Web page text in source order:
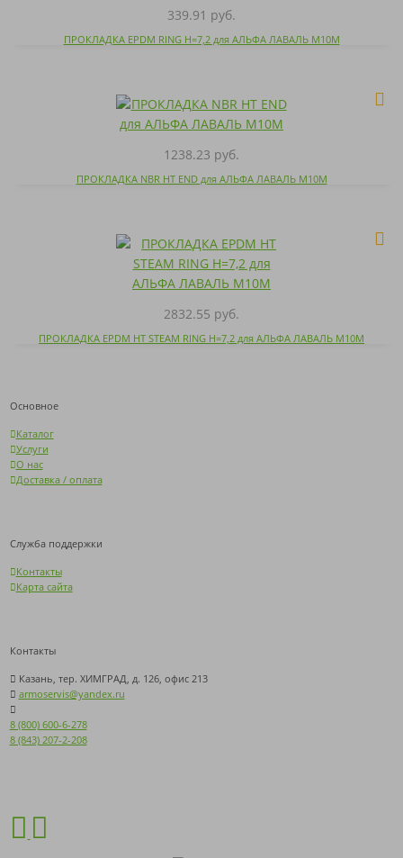
339.91 руб.
ПРОКЛАДКА EPDM RING H=7,2 для АЛЬФА ЛАВАЛЬ M10M
1238.23 руб.
ПРОКЛАДКА NBR HT END для АЛЬФА ЛАВАЛЬ M10M
2832.55 руб.
ПРОКЛАДКА EPDM HT STEAM RING H=7,2 для АЛЬФА ЛАВАЛЬ M10M
Основное
Каталог
Услуги
О нас
Доставка / оплата
Служба поддержки
Контакты
Карта сайта
Контакты
Казань, тер. ХИМГРАД, д. 126, офис 213
armoservis@yandex.ru
8 (800) 600-6-278
8 (843) 207-2-208